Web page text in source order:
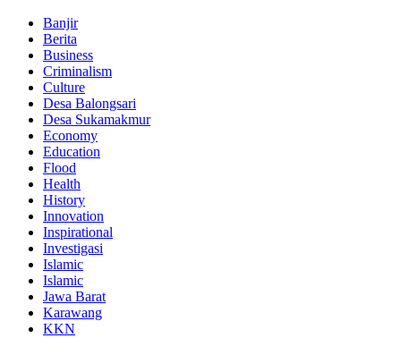
Banjir
Berita
Business
Criminalism
Culture
Desa Balongsari
Desa Sukamakmur
Economy
Education
Flood
Health
History
Innovation
Inspirational
Investigasi
Islamic
Islamic
Jawa Barat
Karawang
KKN